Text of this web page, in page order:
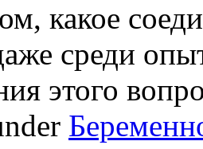
какое
среди
этого